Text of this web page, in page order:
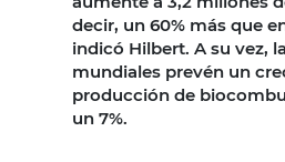
decir, un 60% más que
indicó Hilbert. A su vez,
mundiales prevén un
producción de
un 7%.